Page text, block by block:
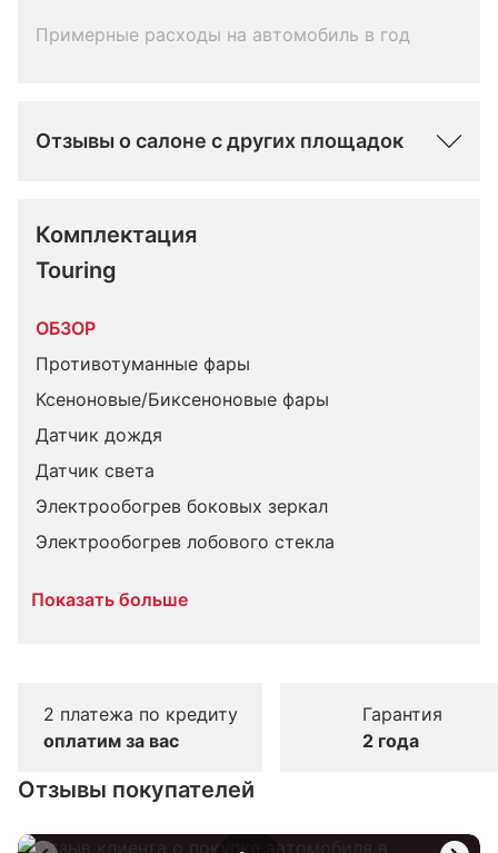
Примерные расходы на автомобиль в год
Отзывы о салоне с других площадок
Комплектация
Touring
ОБЗОР
Противотуманные фары
Ксеноновые/Биксеноновые фары
Датчик дождя
Датчик света
Электрообогрев боковых зеркал
Электрообогрев лобового стекла
Показать больше
2 платежа по кредиту
оплатим за вас
Гарантия
2 года
Отзывы покупателей